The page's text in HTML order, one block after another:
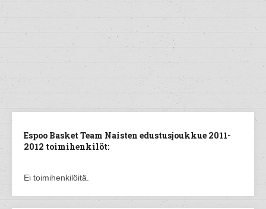
Espoo Basket Team Naisten edustusjoukkue 2011-
2012 toimihenkilöt:
Ei toimihenkilöitä.